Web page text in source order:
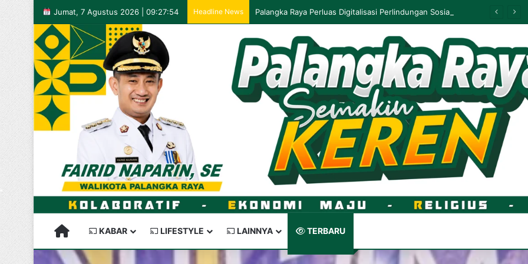
Jumat, 7 Agustus 2026 | 09:27:54 Headline News
PALANGKARAYA SEMAKIN KEREN
KABAR LIFESTYLE LAINNYA TERBARU